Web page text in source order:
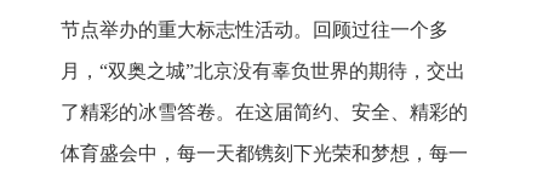
节点举办的重大标志性活动。回顾过往一个多
月，“双奥之城”北京没有辜负世界的期待，交出
了精彩的冰雪答卷。在这届简约、安全、精彩的
体育盛会中，每一天都镌刻下光荣和梦想，每一